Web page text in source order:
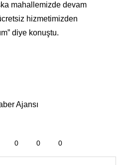
mahallemizde devam
hizmetimizden
diye konuştu.
Ajansı
0 0 0